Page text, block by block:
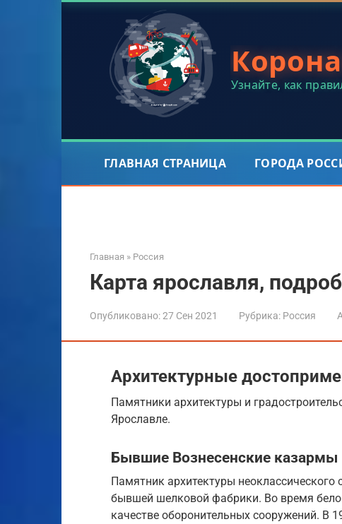
Узнайте, как
ГЛАВНАЯ СТРАНИЦА ГОРОДА
Главная » Россия
Карта ярославля,
Опубликовано:27 Сен 2021 Рубрика: Россия
Архитектурные
Памятники архитектуры и
Ярославле.
Бывшие Вознесенские казармы
Памятник архитектуры
бывшей шелковой фабрики. Во время
качестве оборонительных сооружений. В